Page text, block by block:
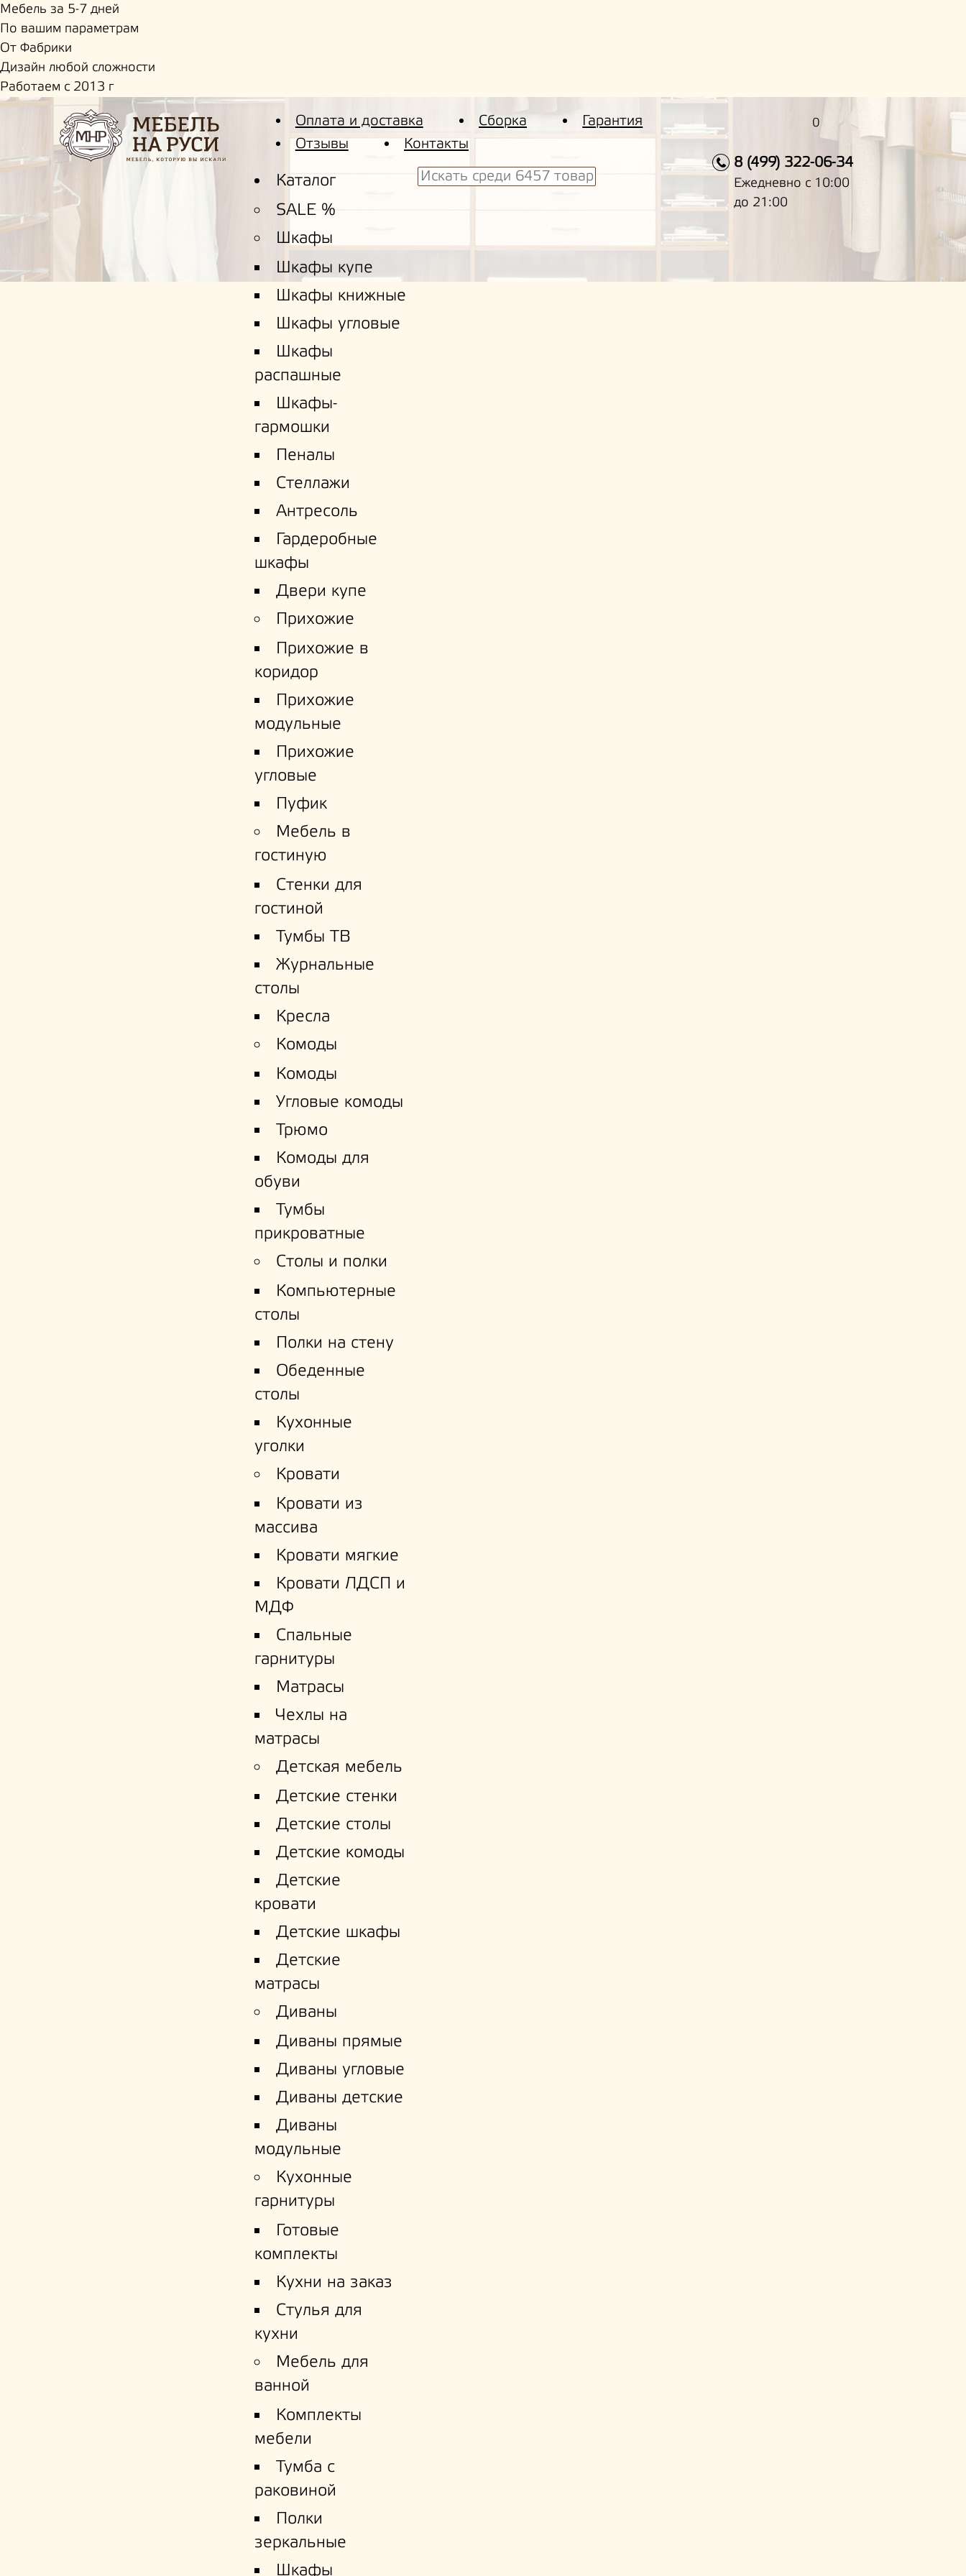
Мебель за 5-7 дней
По вашим параметрам
От Фабрики
Дизайн любой сложности
Работаем с 2013 г
Оплата и доставка Сборка
Гарантия
Отзывы
Контакты
Каталог
SALE %
Шкафы
Шкафы купе
Шкафы книжные
Шкафы угловые
Шкафы
распашные
Шкафы-
гармошки
Пеналы
Стеллажи
Антресоль
Гардеробные
шкафы
Двери купе
Прихожие
Прихожие в
коридор
Прихожие
модульные
Прихожие
угловые
Пуфик
Мебель в
гостиную
Стенки для
гостиной
Тумбы ТВ
Журнальные
столы
Кресла
Комоды
Комоды
Угловые комоды
Трюмо
Комоды для
обуви
Тумбы
прикроватные
Столы и полки
Компьютерные
столы
Полки на стену
Обеденные
столы
Кухонные
уголки
Кровати
Кровати из
массива
Кровати мягкие
Кровати ЛДСП и
МДФ
Спальные
гарнитуры
Матрасы
Чехлы на
матрасы
Детская мебель
Детские стенки
Детские столы
Детские комоды
Детские
кровати
Детские шкафы
Детские
матрасы
Диваны
Диваны прямые
Диваны угловые
Диваны детские
Диваны
модульные
Кухонные
гарнитуры
Готовые
комплекты
Кухни на заказ
Стулья для
кухни
Мебель для
ванной
Комплекты
мебели
Тумба с
раковиной
Полки
зеркальные
Шкафы
0
8 (499) 322-06-34
Ежедневно с 10:00
до 21:00